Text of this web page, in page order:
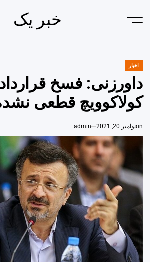
Menu خبر یک
POSTED
اخبار
داورزنی: فسخ قرارداد
کولاکوویچ قطعی
onنوامبر 20, 2021 admin